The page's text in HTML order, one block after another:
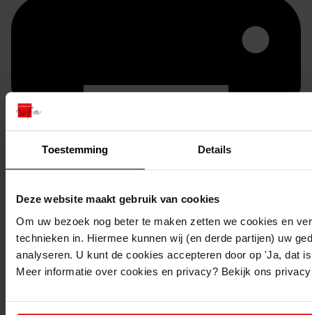
Toestemming Details
Deze website maakt gebruik van cookies
Om uw bezoek nog beter te maken zetten we cookies en
technieken in. Hiermee kunnen wij (en derde partijen) uw
analyseren. U kunt de cookies accepteren door op 'Ja, dat
Meer informatie over cookies en privacy? Bekijk ons
duurzaam webadres
Nummers 2001 tot en met 2100